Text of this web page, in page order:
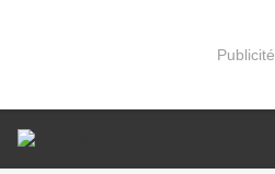
Publicité